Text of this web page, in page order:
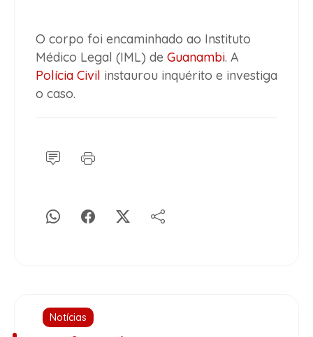
O corpo foi encaminhado ao Instituto
Médico Legal (IML) de Guanambi. A
Polícia Civil instaurou inquérito e investiga
o caso.
Notícias